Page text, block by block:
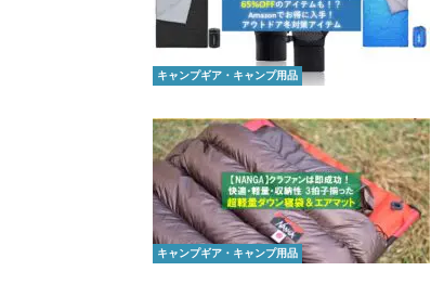
キャンプギア・キャンプ用品
キャンプギア・キャンプ用品